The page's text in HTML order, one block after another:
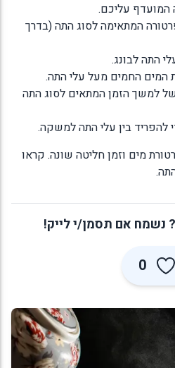
המועדף עליכם.
המתאימה לסוג התה (בדרך
התה לבונג.
המים החמים מעל עלי התה.
למשך הזמן המתאים לסוג התה
בין עלי התה למשקה.
מים וזמן חליטה שונה. קראו
אם תסמן/י לייק!
0